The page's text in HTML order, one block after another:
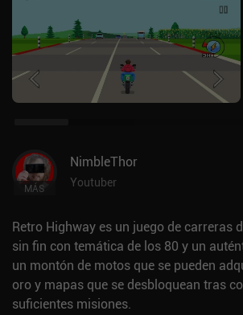
MÁS
NimbleThor
Youtuber
Retro Highway es un juego de carreras
sin fin con temática de los 80 y un
un montón de motos que se pueden
oro y mapas que se desbloquean tras
suficientes misiones.